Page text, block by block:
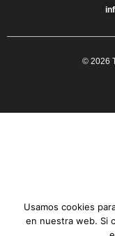
© 2026
Usamos cookies
en nuestra web. Si